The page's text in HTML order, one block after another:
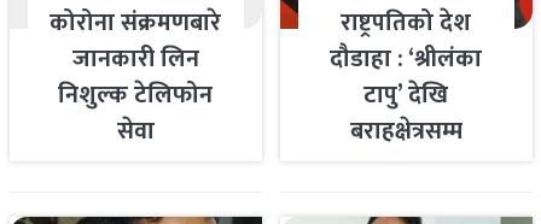
कोरोना संक्रमणबारे
जानकारी लिन
निशुल्क टेलिफोन
सेवा
राष्ट्रपतिको देश
दौडाहा : ‘श्रीलंका
टापु’ देखि
बराहक्षेत्रसम्म